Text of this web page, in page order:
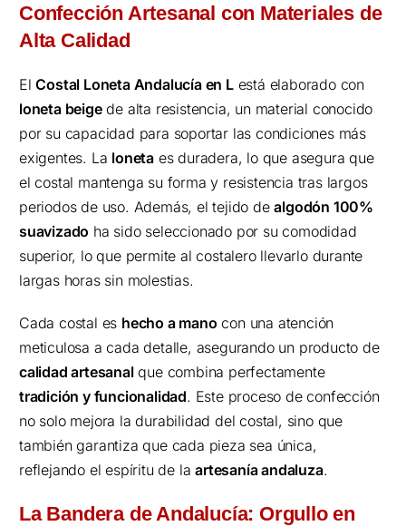
Confección Artesanal con Materiales de
Alta Calidad
ElCostal Loneta Andalucía en Lestá elaborado con
loneta beigede alta resistencia, un material conocido
por su capacidad para soportar las condiciones más
exigentes. La loneta es duradera, lo que asegura que
el costal mantenga su forma y resistencia tras largos
periodos de uso. Además, el tejido dealgodón 100%
suavizado ha sido seleccionado por su comodidad
superior, lo que permite al costalero llevarlo durante
largas horas sin molestias.
Cada costal es hecho a mano con una atención
meticulosa a cada detalle, asegurando un producto de
calidad artesanalque combina perfectamente
tradición y funcionalidad. Este proceso de confección
no solo mejora la durabilidad del costal, sino que
también garantiza que cada pieza sea única,
reflejando el espíritu de laartesanía andaluza.
La Bandera de Andalucía: Orgullo en